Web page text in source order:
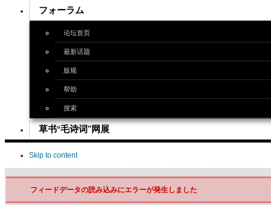
フォーラム
论坛首页
最新话题
版规
帮助
搜索
草书“毛诗词”网展
Skip to content
フィードデータの読み込みにエラーが発生しました